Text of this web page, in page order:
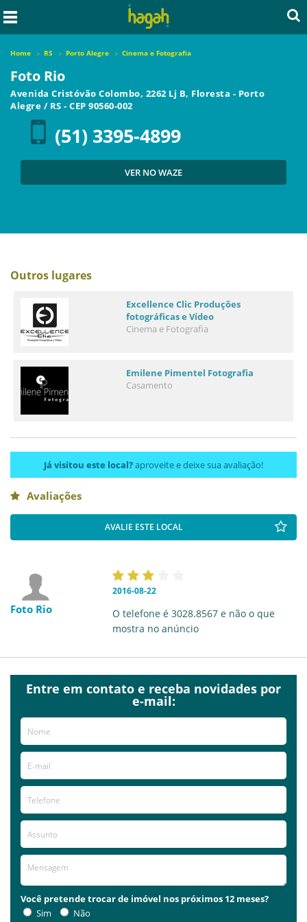
Home RS Porto Alegre Cinema e Fotografia
Foto Rio
Avenida Cristóvão Colombo, 2262 Lj B, Floresta - Porto
Alegre / RS - CEP 90560-002
(51) 3395-4899
VER NO WAZE
Outros lugares
Excellence Clic Produções
fotográficas e Vídeo
Cinema e Fotografia
Emilene Pimentel Fotografia
Casamento
Já visitou este local?aproveite e deixe sua avaliação!
Avaliações
AVALIE ESTE LOCAL
Foto Rio
2016-08-22
O telefone é 3028.8567 e não o que
mostra no anúncio
Entre em contato e receba novidades por
e-mail:
Você pretende trocar de imóvel nos próximos 12 meses?
Sim
Não